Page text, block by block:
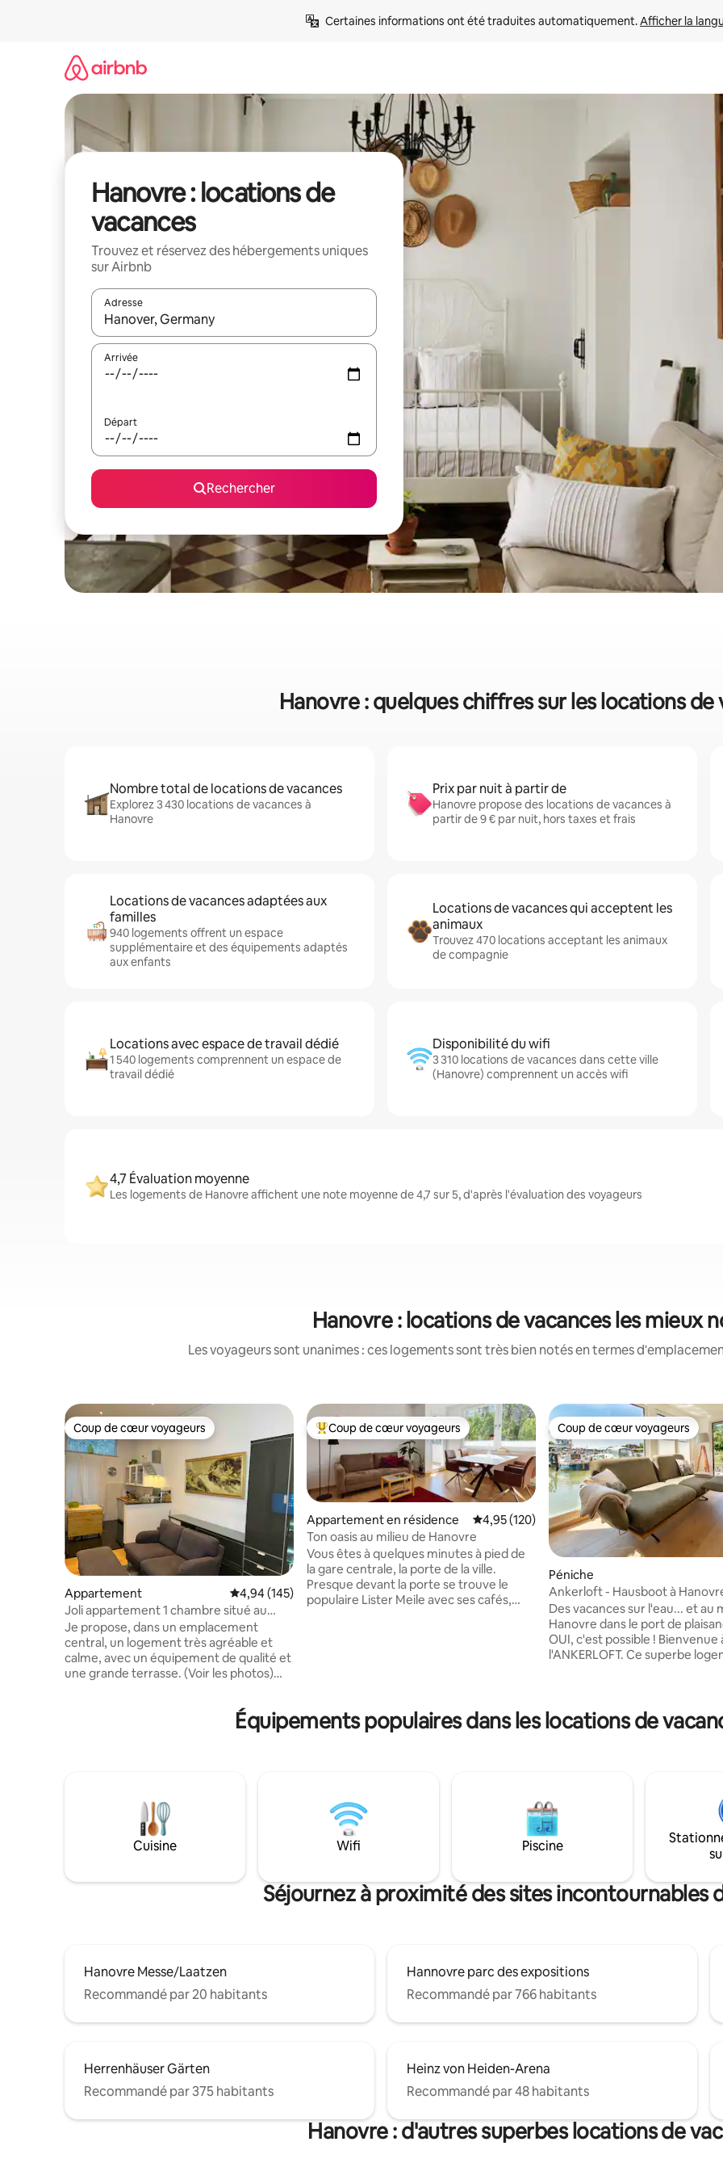
Certaines informations ont été traduites automatiquement. Afficher la
Hanovre : locations de
vacances
Trouvez et réservez des hébergements uniques
sur Airbnb
Adresse
Lorsque les résultats s'affichent, utilisez les flèches vers le haut et vers le bas pour les parcourir ou en appuyant et en
Arrivée
Départ
Rechercher
Hanovre : quelques chiffres sur les locations de
Nombre total de locations de vacances
Explorez 3 430 locations de vacances à
Hanovre
Prix par nuit à partir de
Hanovre propose des locations de vacances à
partir de 9 € par nuit, hors taxes et frais
Locations de vacances adaptées aux
familles
940 logements offrent un espace
supplémentaire et des équipements adaptés
aux enfants
Locations de vacances qui acceptent les
animaux
Trouvez 470 locations acceptant les animaux
de compagnie
Locations avec espace de travail dédié
1 540 logements comprennent un espace de
travail dédié
Disponibilité du wifi
3 310 locations de vacances dans cette ville
(Hanovre) comprennent un accès wifi
4,7 Évaluation moyenne
Les logements de Hanovre affichent une note moyenne de 4,7 sur 5, d'après l'évaluation des voyageurs
Hanovre : locations de vacances les mieux
Les voyageurs sont unanimes : ces logements sont très bien notés en termes
Coup de cœur voyageurs
Coup de cœur voyageurs
Appartement Évaluation moyenne sur la base de 145 commentaires : 4,94 sur 5
4,94 (145)
Joli appartement 1 chambre situé au
centre de Hanovre
Je propose, dans un emplacement
central, un logement très agréable et
calme, avec un équipement de qualité et
une grande terrasse. (Voir les photos)
commun). Le parc des expositions est
également desservi par la ligne 6 du train
de banlieue Ost-Stadtbahn et les lignes 8
possibles avec le Regiobahn, rapidement
et confortablement. Aéroport
rapidement accessible avec le S-Bahn 5.
de plus de 7 jours et de 25 % pour les
réservations de plus de 28 jours.
Coups de cœur voyageurs les plus appréciés
Coup de cœur voyageurs
Appartement en résidence Évaluation moyenne sur la base de 120
4,95 (120)
Ton oasis au milieu de Hanovre
Vous êtes à quelques minutes à pied de
la gare centrale, la porte de la ville.
Presque devant la porte se trouve le
populaire Lister Meile avec ses cafés,
sommeil est bien sûr particulièrement
important. C'est pourquoi nous
Coup de cœur voyageurs
Coup de cœur voyageurs
Péniche
Ankerloft - Hausboot à
Des vacances sur l'eau... et au
Hanovre dans le port de
OUI, c'est possible ! Bienvenue à bord de
l'ANKERLOFT. Ce superbe
grande table à manger et une
ainsi qu'une chambre séparée
soleil offrent une pure détente.
bien de votre séjour !
Équipements populaires dans les locations de
Cuisine Wifi Piscine
Séjournez à proximité des sites incontournables
Hanovre Messe/Laatzen
Recommandé par 20 habitants
Hannovre parc des expositions
Recommandé par 766 habitants
Herrenhäuser Gärten
Recommandé par 375 habitants
Heinz von Heiden-Arena
Recommandé par 48 habitants
Hanovre : d'autres superbes locations de